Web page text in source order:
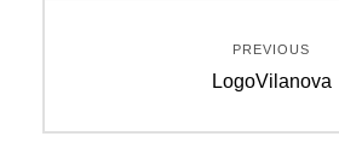
PREVIOUS
Previous
LogoVilanova